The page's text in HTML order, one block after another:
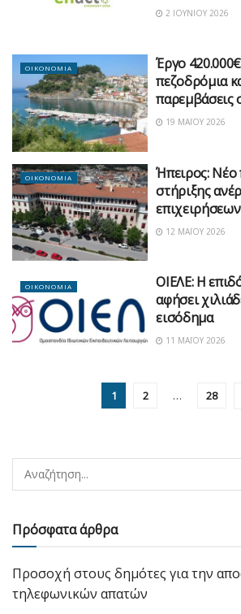
2 ΙΟΥΝΊΟΥ 2026
ΟΙΚΟΝΟΜΙΑ
Έργο
πεζοδρόμια
παρεμβάσεις
19 ΜΑΪ́ΟΥ 2026
ΟΙΚΟΝΟΜΙΑ
Ήπειρος:
στήριξης
επιχειρήσεων
12 ΜΑΪ́ΟΥ 2026
ΟΙΚΟΝΟΜΙΑ
ΟΙΕΛΕ: H
αφήσει
εισόδημα
11 ΜΑΪ́ΟΥ 2026
1 2 … 28
Πρόσφατα άρθρα
Προσοχή στους δημότες για την
τηλεφωνικών απατών